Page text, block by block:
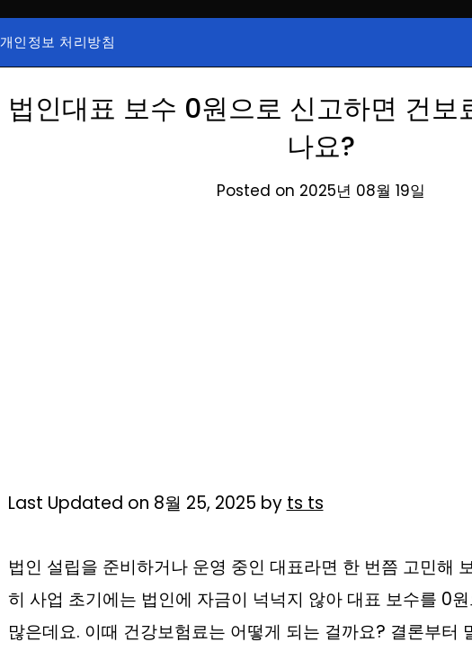
ZAN 주식정보
국내증시, 해외증시, 급등주, 낙폭과대, 골든크로스, 상
개인정보 처리방침
법인대표 보수 0원으로 신고하면 건보
나요?
Posted on 2025년 08월 19일
Last Updated on 8월 25, 2025 by ts ts
법인 설립을 준비하거나 운영 중인 대표라면 한 번쯤 고민해
히 사업 초기에는 법인에 자금이 넉넉지 않아 대표 보수를 0
많은데요. 이때 건강보험료는 어떻게 되는 걸까요? 결론부터